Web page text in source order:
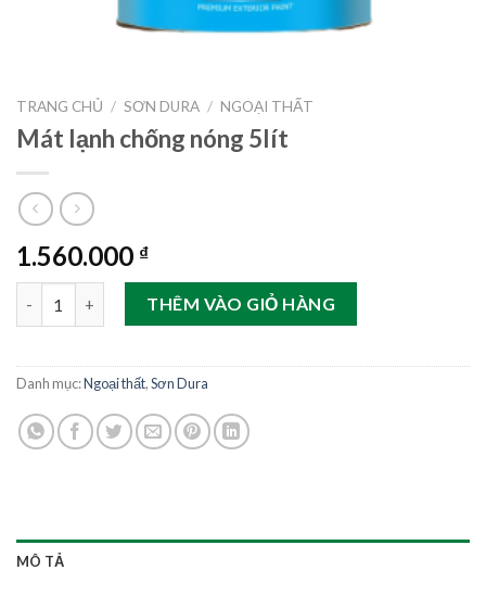
TRANG CHỦ / SƠN DURA / NGOẠI THẤT
Mát lạnh chống nóng 5lít
1.560.000 ₫
Mát lạnh chống nóng 5lít số lượng
THÊM VÀO GIỎ HÀNG
Danh mục:Ngoại thất,Sơn Dura
MÔ TẢ